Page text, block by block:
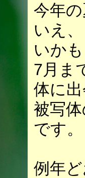
今年
いえ
いか
7月ま
体に
被写
です。
例年